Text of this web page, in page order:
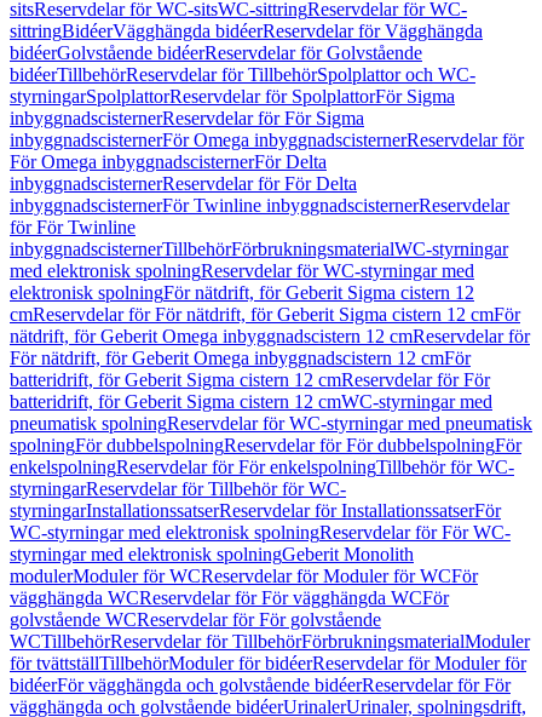
sitsReservdelar för WC-sitsWC-sittringReservdelar för WC-
sittringBidéerVägghängda bidéerReservdelar för Vägghängda
bidéerGolvstående bidéerReservdelar för Golvstående
bidéerTillbehörReservdelar för TillbehörSpolplattor och WC-
styrningarSpolplattorReservdelar för SpolplattorFör Sigma
inbyggnadscisternerReservdelar för För Sigma
inbyggnadscisternerFör Omega inbyggnadscisternerReservdelar för
För Omega inbyggnadscisternerFör Delta
inbyggnadscisternerReservdelar för För Delta
inbyggnadscisternerFör Twinline inbyggnadscisternerReservdelar
för För Twinline
inbyggnadscisternerTillbehörFörbrukningsmaterialWC-styrningar
med elektronisk spolningReservdelar för WC-styrningar med
elektronisk spolningFör nätdrift, för Geberit Sigma cistern 12
cmReservdelar för För nätdrift, för Geberit Sigma cistern 12 cmFör
nätdrift, för Geberit Omega inbyggnadscistern 12 cmReservdelar för
För nätdrift, för Geberit Omega inbyggnadscistern 12 cmFör
batteridrift, för Geberit Sigma cistern 12 cmReservdelar för För
batteridrift, för Geberit Sigma cistern 12 cmWC-styrningar med
pneumatisk spolningReservdelar för WC-styrningar med pneumatisk
spolningFör dubbelspolningReservdelar för För dubbelspolningFör
enkelspolningReservdelar för För enkelspolningTillbehör för WC-
styrningarReservdelar för Tillbehör för WC-
styrningarInstallationssatserReservdelar för InstallationssatserFör
WC-styrningar med elektronisk spolningReservdelar för För WC-
styrningar med elektronisk spolningGeberit Monolith
modulerModuler för WCReservdelar för Moduler för WCFör
vägghängda WCReservdelar för För vägghängda WCFör
golvstående WCReservdelar för För golvstående
WCTillbehörReservdelar för TillbehörFörbrukningsmaterialModuler
för tvättställTillbehörModuler för bidéerReservdelar för Moduler för
bidéerFör vägghängda och golvstående bidéerReservdelar för För
vägghängda och golvstående bidéerUrinalerUrinaler, spolningsdrift,